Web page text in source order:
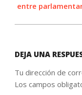
entre
DEJA UNA
Tu dirección de
Los campos